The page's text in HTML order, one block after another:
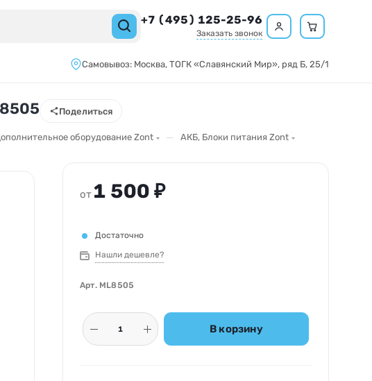
+7 (495) 125-25-96
Заказать звонок
Самовывоз: Москва, ТОГК «Славянский Мир», ряд Б, 25/1
Поделиться
оборудование Zont — АКБ, Блоки питания Zont
от1 500 ₽
Достаточно
Нашли дешевле?
Арт. ML8505
В корзину